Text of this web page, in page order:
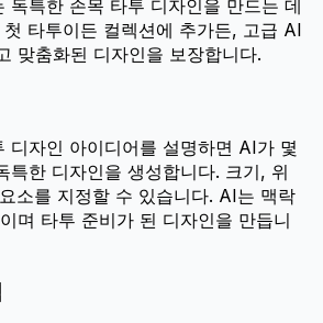
독특한 손목 타투 디자인을 만드는 데
타투이든 컬렉션에 추가든, 고급 AI
맞춤화된 디자인을 보장합니다.
디자인 아이디어를 설명하면 AI가 몇
특한 디자인을 생성합니다. 크기, 위
소를 지정할 수 있습니다. AI는 맥락
며 타투 준비가 된 디자인을 만듭니